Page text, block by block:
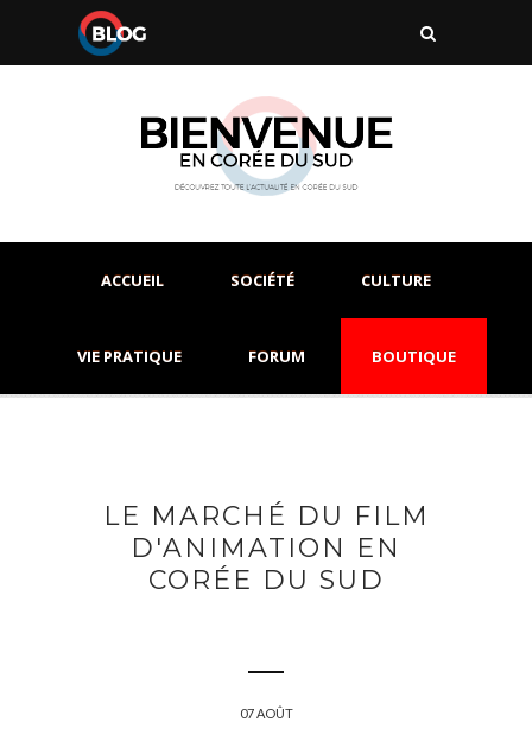
ACCUEIL SOCIÉTÉ CULTURE
VIE PRATIQUE FORUM BOUTIQUE
LE MARCHÉ DU FILM
D'ANIMATION EN
CORÉE DU SUD
07 AOÛT